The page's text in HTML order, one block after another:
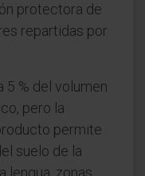
protectora de
repartidas por
5 % del volumen
pero la
permite
suelo de la
lengua, zonas